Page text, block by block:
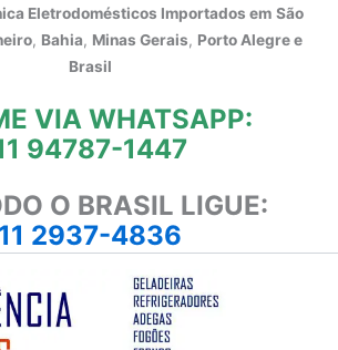
Eletrodomésticos Importados em São
, Bahia, Minas Gerais, Porto Alegre e
Brasil
VIA WHATSAPP:
94787-1447
O BRASIL LIGUE:
11 2937-4836